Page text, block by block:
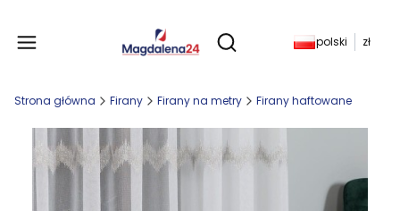
Otwórz wyszukiwarkę
Produkty w
polski zł
Strona główna Firany Firany na metry Firany haftowane